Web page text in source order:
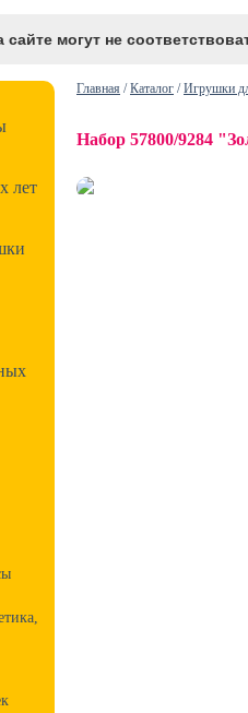
сайте могут не
лет
Главная /Каталог /Игрушки
Набор 57800/9284